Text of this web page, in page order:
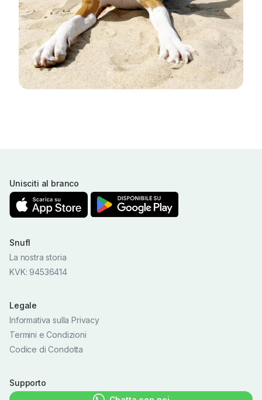
Unisciti al branco
Snufl
La nostra storia
KVK: 94536414
Legale
Informativa sulla Privacy
Termini e Condizioni
Codice di Condotta
Supporto